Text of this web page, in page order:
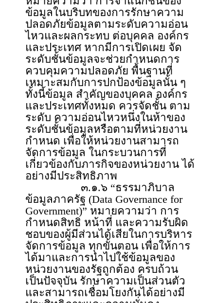
ข้อมูลในบริบทของการรักษาความ
ปลอดภัยข้อมูลตามระดับความอ่อน
ไหวและผลกระทบ ต่อบุคคล องค์กร
และประเทศ หากมีการเปิดเผย จัด
ระดับชั้นข้อมูลจะช่วยกำหนดการ
ควบคุมความปลอดภัย พื้นฐานที่
เหมาะสมกับการปกป้องข้อมูลนั้น ๆ
ทั้งนี้ข้อมูล สำคัญของบุคคล องค์กร
และประเทศทั้งหมด ควรจัดชั้น ตาม
ระดับ ความอ่อนไหวหนึ่งในห้าของ
ระดับชั้นข้อมูลหรือตามที่หน่วยงาน
กำหนด เพื่อให้หน่วยงานสามารถ
จัดการข้อมูล ในกระบวนการที่
เกี่ยวข้องกับภารกิจของหน่วยงาน ได้
อย่างมีประสิทธิภาพ
๓.๑.๖ “ธรรมาภิบาล
ข้อมูลภาครัฐ (Data Governance for
Government)” หมายความว่า การ
กำหนดสิทธิ หน้าที่ และความรับผิด
ชอบของผู้มีส่วนได้เสียในการบริหาร
จัดการข้อมูล ทุกขั้นตอน เพื่อให้การ
ได้มาและการนำไปใช้ข้อมูลของ
หน่วยงานของรัฐถูกต้อง ครบถ้วน
เป็นปัจจุบัน รักษาความเป็นส่วนตัว
และสามารถเชื่อมโยงกันได้อย่างมี